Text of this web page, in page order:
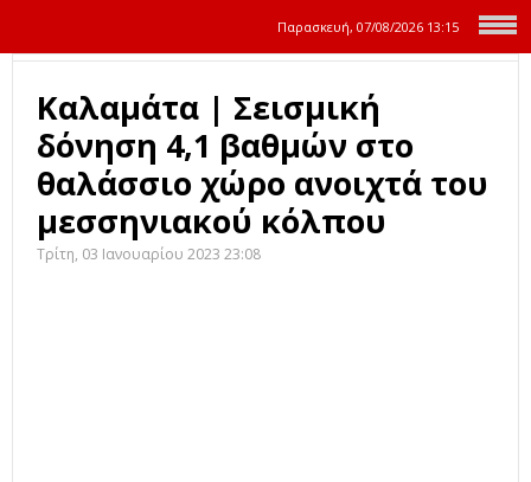
Παρασκευή, 07/08/2026 13:15
Καλαμάτα | Σεισμική
δόνηση 4,1 βαθμών στο
θαλάσσιο χώρο ανοιχτά του
μεσσηνιακού κόλπου
Τρίτη, 03 Ιανουαρίου 2023 23:08